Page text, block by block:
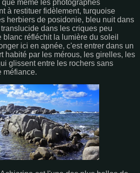
même les photographes
à restituer fidèlement, turquoise
herbiers de posidonie, bleu nuit dans
dans les criques peu
blanc réfléchit la lumière du soleil
ici en apnée, c'est entrer dans un
habité par les mérous, les girelles, les
glissent entre les rochers sans
méfiance.